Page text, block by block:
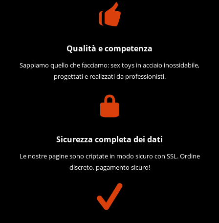
Qualità e competenza
Sappiamo quello che facciamo: sex toys in acciaio inossidabile,
progettati e realizzati da professionisti.
Sicurezza completa dei dati
Le nostre pagine sono criptate in modo sicuro con SSL. Ordine
discreto, pagamento sicuro!